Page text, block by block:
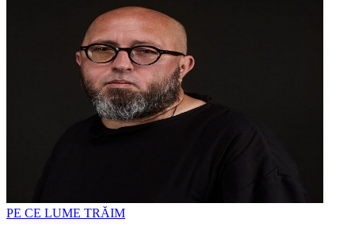
PE CE LUME TRĂIM